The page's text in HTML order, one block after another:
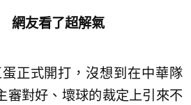
網友看了超解氣
正式開打，沒想到在中華隊
審對好、壞球的裁定上引來不